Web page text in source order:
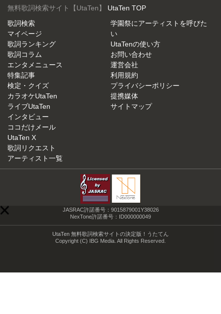
無料歌詞検索サイト【UtaTen】 UtaTen TOP
歌詞検索
マイページ
歌詞ランキング
歌詞コラム
エンタメニュース
特集記事
検定・クイズ
カラオケUtaTen
ライブUtaTen
インタビュー
ココだけメール
UtaTen X
歌詞リクエスト
アーティスト一覧
学園祭にアーティストを呼びた
い
UtaTenの使い方
お問い合わせ
運営会社
利用規約
プライバシーポリシー
提携媒体
サイトマップ
JASRAC許諾番号：9015879001Y38026
NexTone許諾番号：ID000000049
UtaTen 無料歌詞検索サイトの決定版！うたてん
Copyright (C) IBG Media. All Rights Reserved.